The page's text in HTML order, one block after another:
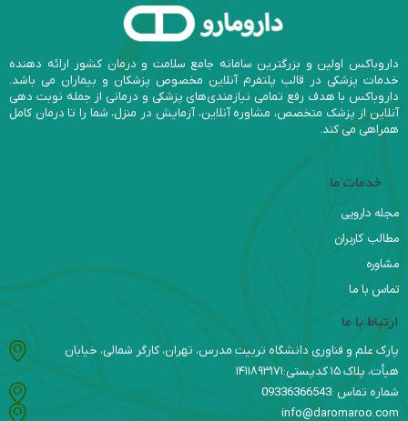
داروباکس اولین و بزرگترین سامانه جامع سلامت و درمان کشور ارائه دهنده
خدمات پزشکی در قالب پلتفرم آنلاین مخصوص پزشکان و بیماران می باشد.
داروباکس با هدف رفع تمامی نیازمندی‌های پزشکی و درمانی از جمله نوبت دهی
آنلاین از پزشک متخصص، مشاوره آنلاین، آزمایش در منزل، شما را تا درمان کامل
همراهی می کند.
خدمات ما
مجله دارویی
مطالب کاربران
مشاوره
تماس با ما
ارتباط با ما
پارک علم و فناوری دانشگاه تربیت مدرس، تهران، کارگر شمالی، خیابان
هیأت، پلاک ۱۵ کدپستی:۱۴۱۱۸۹۳۱۷۱
شماره تماس :09336366543
info@daromaroo.com